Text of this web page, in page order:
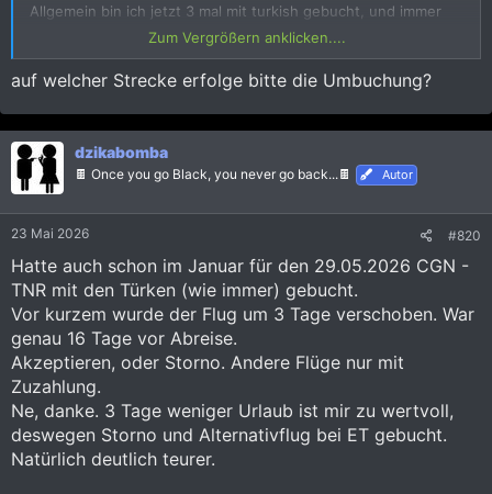
Allgemein bin ich jetzt 3 mal mit turkish gebucht, und immer
gab es Probleme und Umbuchungen. Auch den Urlaub den ich
jetzt mache war ursprünglich mit turkish, aber kurzfristig
gecancelled mit miesen Alternativen, sodass ich Emirates
gebucht habe.
Zum Vergrößern anklicken....
auf welcher Strecke erfolge bitte die Umbuchung?
dzikabomba
🍫 Once you go Black, you never go back...🍫 Autor
23 Mai 2026 #820
Hatte auch schon im Januar für den 29.05.2026 CGN -
TNR mit den Türken (wie immer) gebucht.
Vor kurzem wurde der Flug um 3 Tage verschoben. War
genau 16 Tage vor Abreise.
Akzeptieren, oder Storno. Andere Flüge nur mit
Zuzahlung.
Ne, danke. 3 Tage weniger Urlaub ist mir zu wertvoll,
deswegen Storno und Alternativflug bei ET gebucht.
Natürlich deutlich teurer.